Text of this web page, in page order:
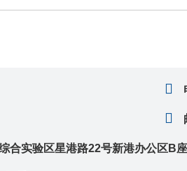
合实验区星港路22号新港办公区B